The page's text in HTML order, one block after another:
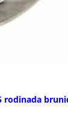
rodinada